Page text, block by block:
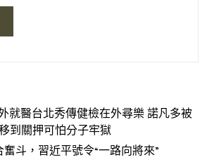
就醫台北秀傳健檢在外尋樂 諾凡多被
到關押可怕分子牢獄
奮斗，習近平號令“一路向將來”